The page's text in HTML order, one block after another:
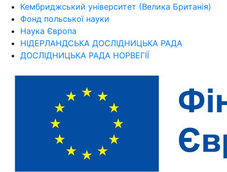
Кембриджський університет (Велика Британія)
Фонд польської науки
Наука Європа
НІДЕРЛАНДСЬКА ДОСЛІДНИЦЬКА РАДА
ДОСЛІДНИЦЬКА РАДА НОРВЕГІЇ